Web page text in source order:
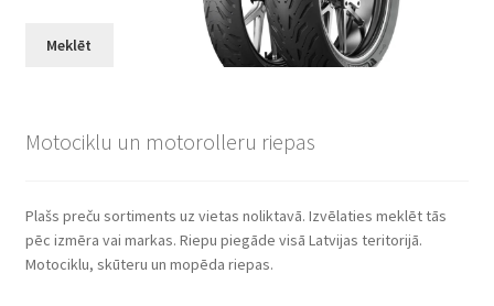
Meklēt
Motociklu un motorolleru riepas
Plašs preču sortiments uz vietas noliktavā. Izvēlaties meklēt tās
pēc izmēra vai markas. Riepu piegāde visā Latvijas teritorijā.
Motociklu, skūteru un mopēda riepas.